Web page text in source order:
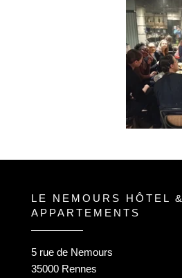
LE NEMOURS HÔTEL &
APPARTEMENTS
5 rue de Nemours
35000 Rennes